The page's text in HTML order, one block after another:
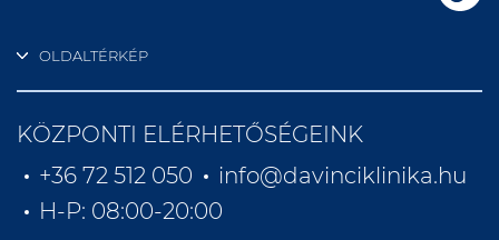
OLDALTÉRKÉP
KÖZPONTI ELÉRHETŐSÉGEINK
+36 72 512 050
info@davinciklinika.hu
H-P: 08:00-20:00